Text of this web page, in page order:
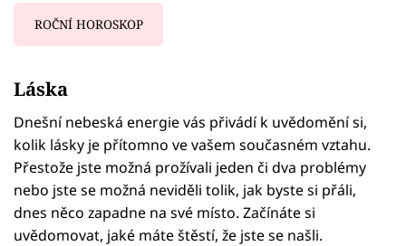
ROČNÍ HOROSKOP
Láska
Dnešní nebeská energie vás přivádí k uvědomění si,
kolik lásky je přítomno ve vašem současném vztahu.
Přestože jste možná prožívali jeden či dva problémy
nebo jste se možná neviděli tolik, jak byste si přáli,
dnes něco zapadne na své místo. Začínáte si
uvědomovat, jaké máte štěstí, že jste se našli.